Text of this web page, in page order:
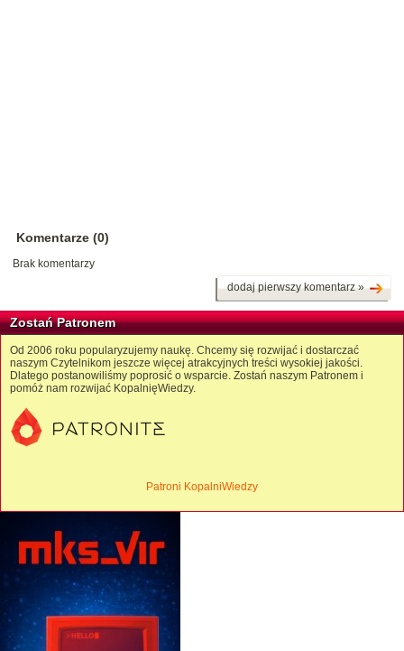
Komentarze (0)
Brak komentarzy
dodaj pierwszy komentarz »
Zostań Patronem
Od 2006 roku popularyzujemy naukę. Chcemy się rozwijać i dostarczać
naszym Czytelnikom jeszcze więcej atrakcyjnych treści wysokiej jakości.
Dlatego postanowiliśmy poprosić o wsparcie. Zostań naszym Patronem i
pomóż nam rozwijać KopalnięWiedzy.
Patroni KopalniWiedzy